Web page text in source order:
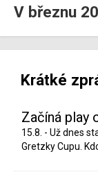
V březnu
Krátké
Začíná play
15.8. - Už dnes
Gretzky Cupu.